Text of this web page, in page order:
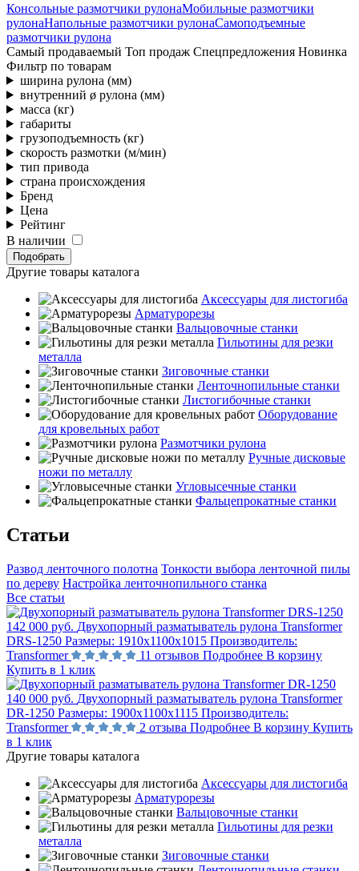
Консольные размотчики рулонаМобильные размотчики
рулонаНапольные размотчики рулонаСамоподъемные
размотчики рулона
Самый продаваемый Топ продаж Спецпредложения Новинка
Фильтр по товарам
ширина рулона (мм)
внутренний ø рулона (мм)
масса (кг)
габариты
грузоподъемность (кг)
скорость размотки (м/мин)
тип привода
страна происхождения
Бренд
Цена
Рейтинг
В наличии
Подобрать
Другие товары каталога
Аксессуары для листогиба
Арматурорезы
Вальцовочные станки
Гильотины для резки
металла
Зиговочные станки
Ленточнопильные станки
Листогибочные станки
Оборудование
для кровельных работ
Размотчики рулона
Ручные дисковые
ножи по металлу
Угловысечные станки
Фальцепрокатные станки
Статьи
Развод ленточного полотна Тонкости выбора ленточной пилы
по дереву Настройка ленточнопильного станка
Все статьи
142 000 руб. Двухопорный разматыватель рулона Transformer
DRS-1250 Размеры: 1910х1100х1015 Производитель:
Transformer
11 отзывов Подробнее В корзину
Купить в 1 клик
140 000 руб. Двухопорный разматыватель рулона Transformer
DR-1250 Размеры: 1900х1100х1115 Производитель:
Transformer
2 отзыва Подробнее В корзину Купить
в 1 клик
Другие товары каталога
Аксессуары для листогиба
Арматурорезы
Вальцовочные станки
Гильотины для резки
металла
Зиговочные станки